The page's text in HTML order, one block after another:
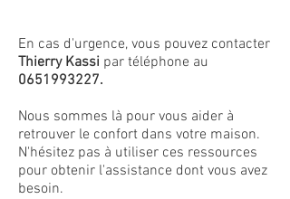
En cas d'urgence, vous pouvez contacter
Thierry Kassi par téléphone au
0651993227.
Nous sommes là pour vous aider à
retrouver le confort dans votre maison.
N'hésitez pas à utiliser ces ressources
pour obtenir l'assistance dont vous avez
besoin.